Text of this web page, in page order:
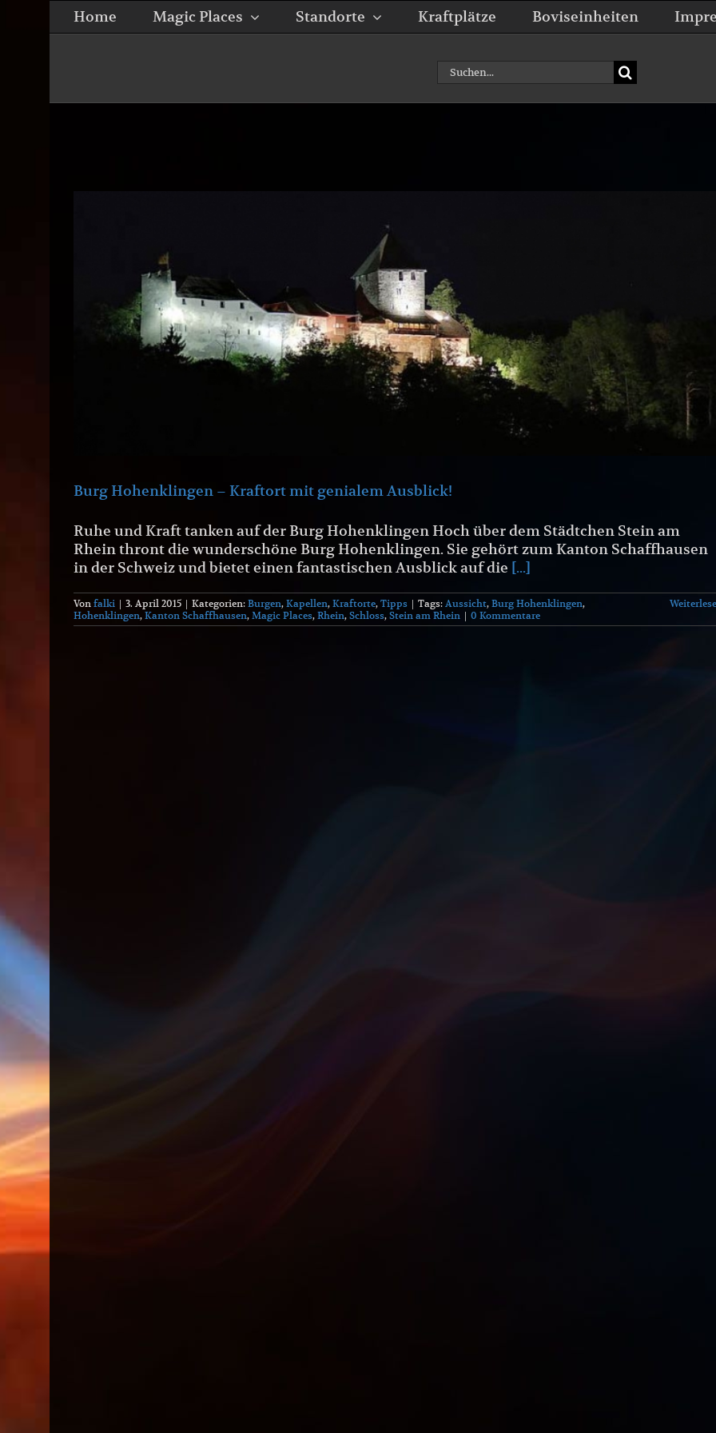
Home Magic Places Standorte Kraftplätze Boviseinheiten
Suche
nach:
Burg Hohenklingen – Kraftort mit genialem Ausblick!
Ruhe und Kraft tanken auf der Burg Hohenklingen Hoch über dem Städtchen Stein am
Rhein thront die wunderschöne Burg Hohenklingen. Sie gehört zum Kanton Schaffhausen
in der Schweiz und bietet einen fantastischen Ausblick auf die [...]
Von falki | 3. April 2015 | Kategorien: Burgen, Kapellen, Kraftorte, Tipps | Tags: Aussicht, Burg Hohenklingen,
Hohenklingen, Kanton Schaffhausen, Magic Places, Rhein, Schloss, Stein am Rhein | 0 Kommentare